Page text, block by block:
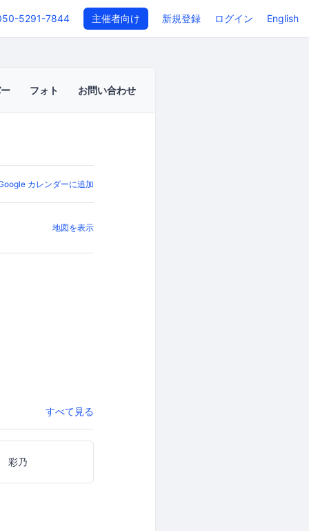
5291-7844 主催者向け 新規登録 ログイン English
フォト お問い合わせ
カレンダーに追加
地図を表示
すべて見る
彩乃